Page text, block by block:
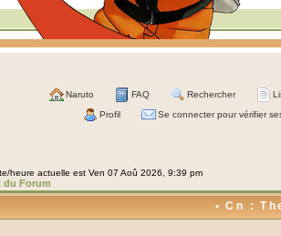
Naruto FAQ Rechercher
Profil Se connecter pour vérifier
heure actuelle est Ven 07 Aoû 2026, 9:39 pm
du Forum
• Cn :